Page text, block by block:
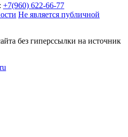
+7(960) 622-66-77
Не является публичной
без гиперссылки на источник